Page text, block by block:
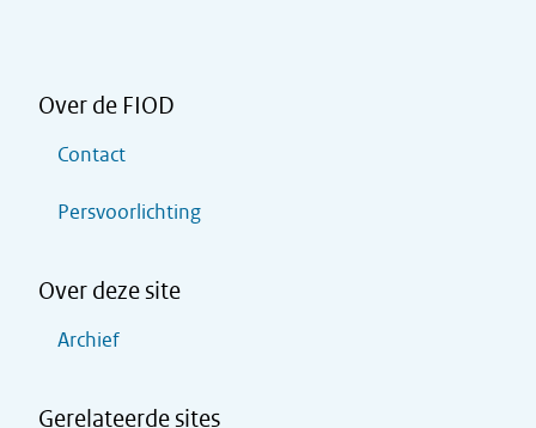
Over de FIOD
Contact
Persvoorlichting
Over deze site
Archief
Gerelateerde sites